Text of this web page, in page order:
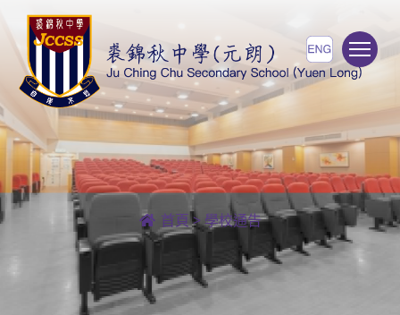
首頁 > 學校通告